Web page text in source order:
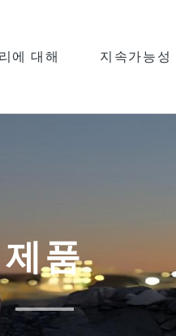
에 대해 지속가능성
제품